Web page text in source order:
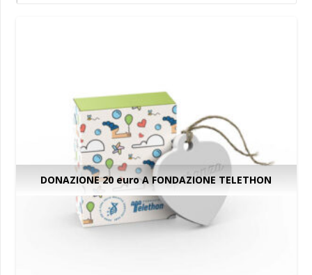
DONAZIONE 20 euro A FONDAZIONE TELETHON